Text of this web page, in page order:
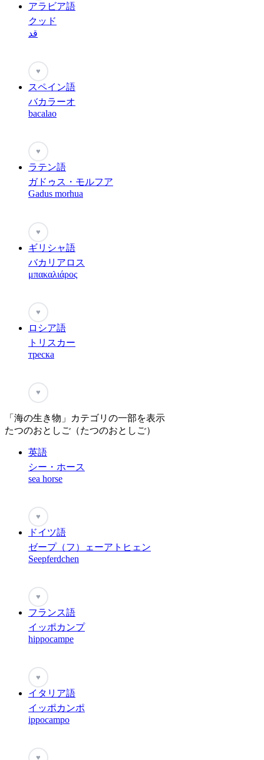
アラビア語
クッド
قد
♥
スペイン語
バカラーオ
bacalao
♥
ラテン語
ガドゥス・モルフア
Gadus morhua
♥
ギリシャ語
バカリアロス
μπακαλιάρος
♥
ロシア語
トリスカー
треска
♥
「海の生き物」カテゴリの一部を表示
たつのおとしご（たつのおとしご）
英語
シー・ホース
sea horse
♥
ドイツ語
ゼープ（フ）ェーアトヒェン
Seepferdchen
♥
フランス語
イッポカンプ
hippocampe
♥
イタリア語
イッポカンポ
ippocampo
♥